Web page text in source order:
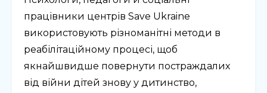
працівники центрів Save Ukraine
використовують різноманітні методи в
реабілітаційному процесі, щоб
якнайшвидше повернути постраждалих
від війни дітей знову у дитинство,